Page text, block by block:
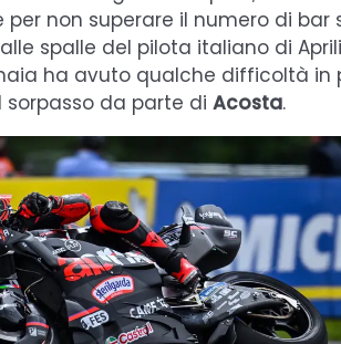
per non superare il numero di bar
spalle del pilota italiano di
ha avuto qualche difficoltà in
sorpasso da parte di Acosta.